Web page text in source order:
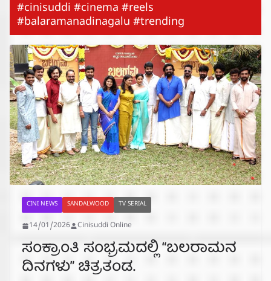
#cinisuddi #cinema #reels
#balaramanadinagalu #trending
CINI NEWS SANDALWOOD TV SERIAL
14/01/2026 Cinisuddi Online
ಸಂಕ್ರಾಂತಿ ಸಂಭ್ರಮದಲ್ಲಿ “ಬಲರಾಮನ
ದಿನಗಳು” ಚಿತ್ರತಂಡ.